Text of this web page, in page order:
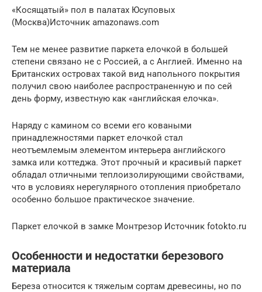
«Косящатый» пол в палатах Юсуповых
(Москва)Источник amazonaws.com
Тем не менее развитие паркета елочкой в большей
степени связано не с Россией, а с Англией. Именно на
Британских островах такой вид напольного покрытия
получил свою наиболее распространенную и по сей
день форму, известную как «английская елочка».
Наряду с камином со всеми его коваными
принадлежностями паркет елочкой стал
неотъемлемым элементом интерьера английского
замка или коттеджа. Этот прочный и красивый паркет
обладал отличными теплоизолирующими свойствами,
что в условиях нерегулярного отопления приобретало
особенно большое практическое значение.
Паркет елочкой в замке Монтрезор Источник fotokto.ru
Особенности и недостатки березового
материала
Береза относится к тяжелым сортам древесины, но по